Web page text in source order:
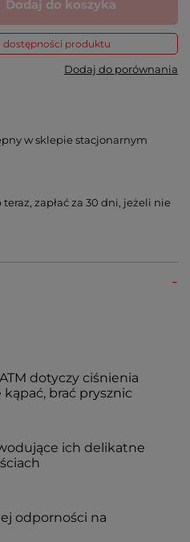
Dodaj do koszyka
produktu
Dodaj do porównania
w sklepie stacjonarnym
teraz, zapłać za 30 dni, jeżeli nie
dotyczy ciśnienia
brać prysznic
ich delikatne
odporności na